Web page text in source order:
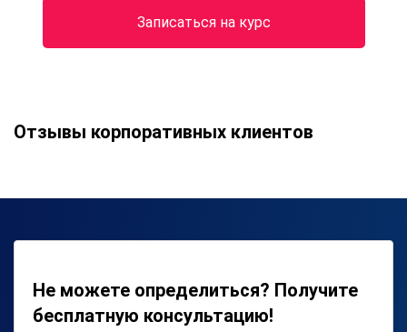
Записаться на курс
Отзывы корпоративных клиентов
Не можете определиться? Получите
бесплатную консультацию!